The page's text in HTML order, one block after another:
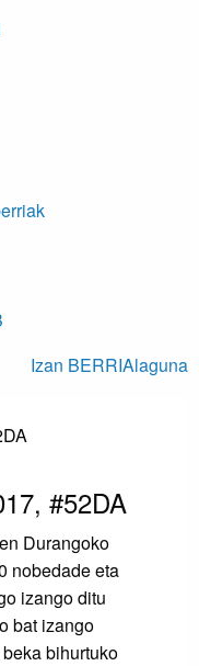
Izan BERRIAlaguna
#52DA
Durangoko
nobedade eta
izango ditu
bat izango
bihurtuko